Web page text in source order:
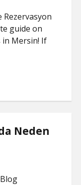
Rezervasyon
guide on
Mersin! If
Neden